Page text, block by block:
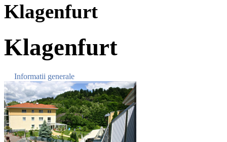
Klagenfurt
Klagenfurt
Informatii generale